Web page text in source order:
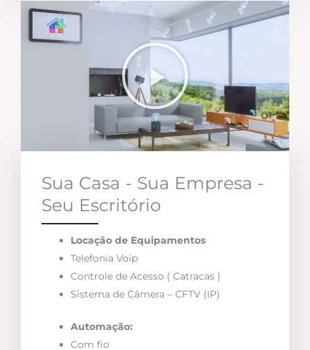
Sua Casa - Sua Empresa -
Seu Escritório
Locação de Equipamentos
Telefonia Voip
Controle de Acesso ( Catracas )
Sistema de Câmera – CFTV (IP)
Automação:
Com fio